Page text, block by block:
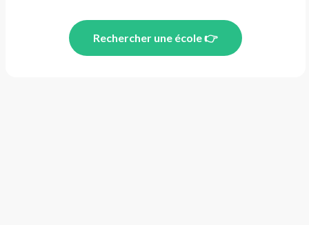
Rechercher une école 👉